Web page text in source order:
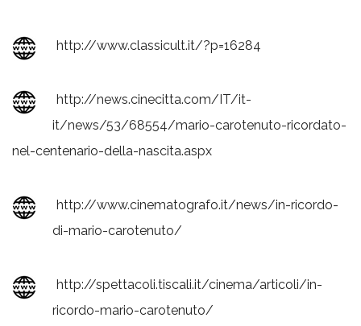
http://www.classicult.it/?p=16284
http://news.cinecitta.com/IT/it-
it/news/53/68554/mario-carotenuto-ricordato-
nel-centenario-della-nascita.aspx
http://www.cinematografo.it/news/in-ricordo-
di-mario-carotenuto/
http://spettacoli.tiscali.it/cinema/articoli/in-
ricordo-mario-carotenuto/